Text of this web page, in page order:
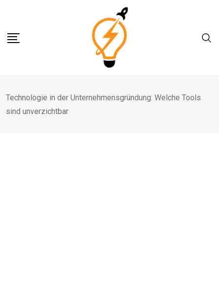
content
Technologie in der Unternehmensgründung: Welche Tools
sind unverzichtbar